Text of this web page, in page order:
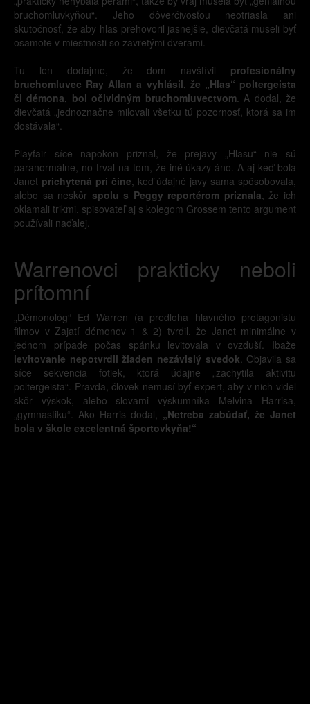
bruchomluvkyňou“. Jeho dôverčivosťou neotriasla ani
skutočnosť, že aby hlas prehovoril jasnejšie, dievčatá museli byť
osamote v miestnosti so zavretými dverami.
Tu len dodajme, že dom navštívil profesionálny
bruchomluvec Ray Allan a vyhlásil, že „Hlas“ poltergeista
či démona, bol očividným bruchomluvectvom. A dodal, že
dievčatá „jednoznačne milovali všetku tú pozornosť, ktorá sa im
dostávala“.
Playfair síce napokon priznal, že prejavy „Hlasu“ nie sú
paranormálne, no trval na tom, že iné úkazy áno. A aj keď bola
Janet prichytená pri čine, keď údajné javy sama spôsobovala,
alebo sa neskôr spolu s Peggy reportérom priznala, že ich
oklamali trikmi, spisovateľ aj s kolegom Grossem tento argument
používali naďalej.
Warrenovci prakticky neboli
prítomní
„Démonológ“ Ed Warren (a predloha hlavného protagonistu
filmov v Zajatí démonov 1 & 2) tvrdil, že Janet minimálne v
jednom prípade počas spánku levitovala v ovzduší. Ibaže
levitovanie nepotvrdil žiaden nezávislý svedok. Objavila sa
síce sekvencia fotiek, ktorá údajne „zachytila aktivitu
poltergeista“. Pravda, človek nemusí byť expert, aby v nich videl
skôr výskok, alebo slovami výskumníka Melvina Harrisa,
„gymnastiku“. Ako Harris dodal, „Netreba zabúdať, že Janet
bola v škole excelentná športovkyňa!“